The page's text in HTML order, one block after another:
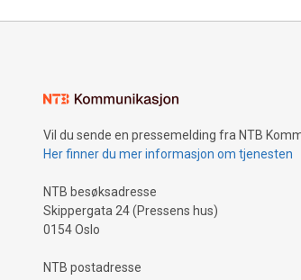
Vil du sende en pressemelding fra NTB
Her finner du mer informasjon om tjenesten
NTB besøksadresse
Skippergata 24 (Pressens hus)
0154 Oslo
NTB postadresse